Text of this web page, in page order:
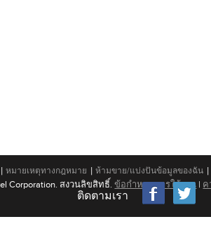
| หมายเหตุทางกฎหมาย | ห้ามขาย/แบ่งปันข้อมูลของฉัน |
Corporation. สงวนลิขสิทธิ์.ข้อกำหนดการใช้งาน | ค
ติดตามเรา